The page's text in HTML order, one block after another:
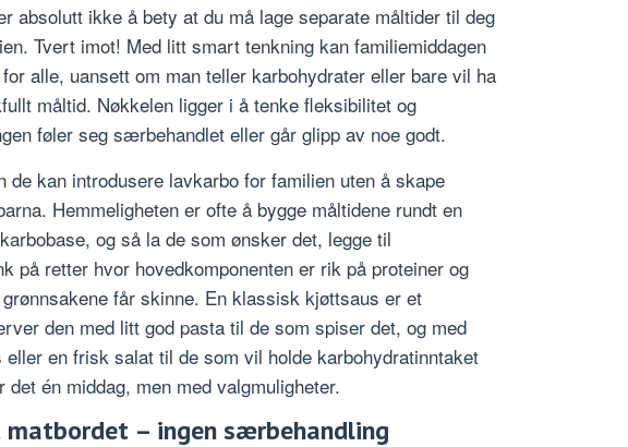
absolutt ikke å bety at du må lage separate måltider til deg
Tvert imot! Med litt smart tenkning kan familiemiddagen
alle, uansett om man teller karbohydrater eller bare vil ha
måltid. Nøkkelen ligger i å tenke fleksibilitet og
føler seg særbehandlet eller går glipp av noe godt.
de kan introdusere lavkarbo for familien uten å skape
Hemmeligheten er ofte å bygge måltidene rundt en
og så la de som ønsker det, legge til
på retter hvor hovedkomponenten er rik på proteiner og
får skinne. En klassisk kjøttsaus er et
den med litt god pasta til de som spiser det, og med
en frisk salat til de som vil holde karbohydratinntaket
det én middag, men med valgmuligheter.
matbordet – ingen særbehandling